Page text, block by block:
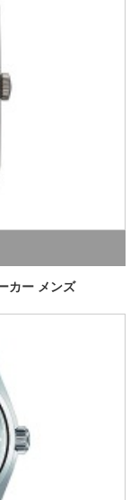
カー メンズ